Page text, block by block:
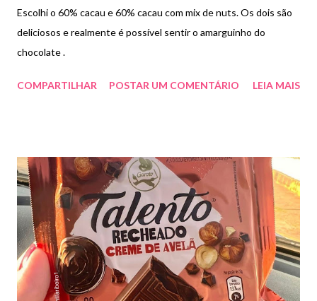
Escolhi o 60% cacau e 60% cacau com mix de nuts. Os dois são
deliciosos e realmente é possível sentir o amarguinho do
chocolate .
COMPARTILHAR POSTAR UM COMENTÁRIO LEIA MAIS